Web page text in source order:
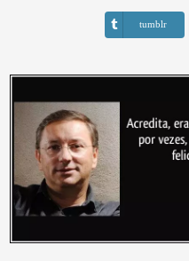
tumblr